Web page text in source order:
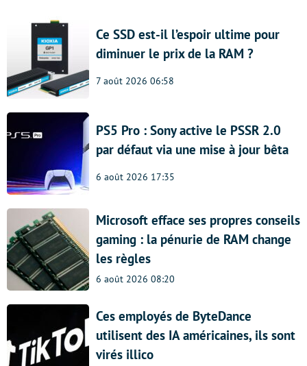
Ce SSD est-il l’espoir ultime pour
diminuer le prix de la RAM ?
7 août 2026 06:58
PS5 Pro : Sony active le PSSR 2.0
par défaut via une mise à jour bêta
6 août 2026 17:35
Microsoft efface ses propres conseils
gaming : la pénurie de RAM change
les règles
6 août 2026 08:20
Ces employés de ByteDance
utilisent des IA américaines, ils sont
virés illico